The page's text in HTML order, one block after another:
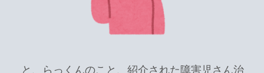
と、らっくんのこと、紹介された障害児さん治